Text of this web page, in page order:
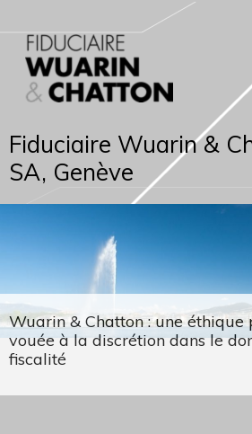
Fiduciaire Wuarin &
SA, Genève
Wuarin & Chatton : une éthique
vouée à la discrétion dans le
fiscalité